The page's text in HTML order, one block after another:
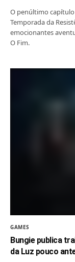
O penúltimo capítulo
Temporada da
emocionantes
O Fim.
GAMES
Bungie publica
da Luz pouco